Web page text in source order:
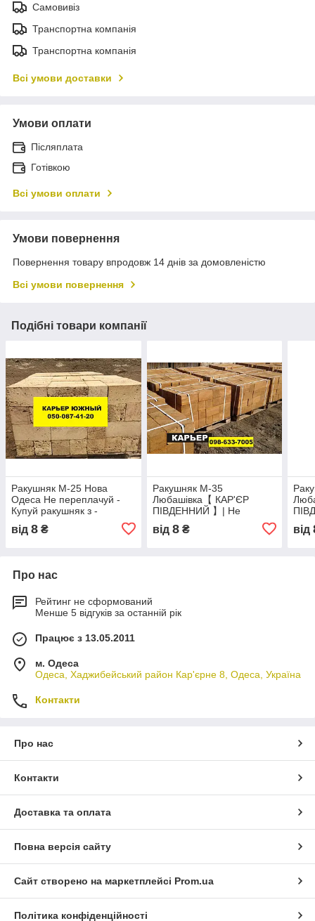
Самовивіз
Транспортна компанія
Транспортна компанія
Всі умови доставки
Умови оплати
Післяплата
Готівкою
Всі умови оплати
Умови повернення
Повернення товару впродовж 14 днів за домовленістю
Всі умови повернення
Подібні товари компанії
Ракушняк М-25 Нова
Одеса Не переплачуй -
Купуй ракушняк з -
від 8 ₴
Ракушняк М-35
Любашівка【 КАР'ЄР
ПІВДЕННИЙ 】| Не
Кар'єра
від 8₴ від
Про нас
Рейтинг не сформований
Менше 5 відгуків за останній рік
Працює з 13.05.2011
м. Одеса
Одеса, Хаджибейський район Кар'єрне 8, Одеса, Україна
Контакти
Про нас
Контакти
Доставка та оплата
Повна версія сайту
Сайт створено на маркетплейсі Prom.ua
Політика конфіденційності